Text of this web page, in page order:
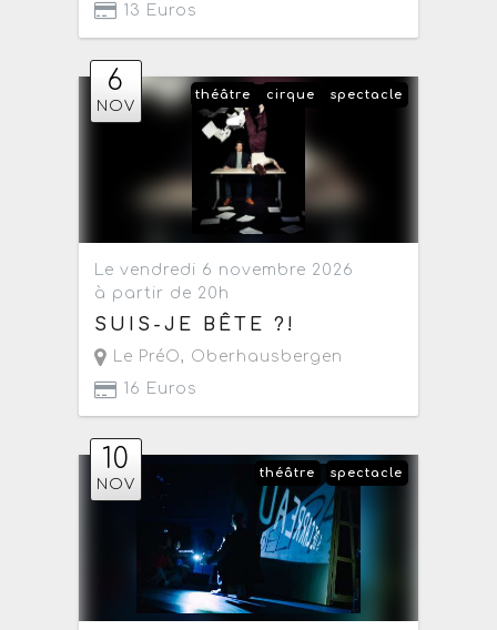
13 Euros
6
NOV
spectacle
cirque
théâtre
Le vendredi 6 novembre 2026
à partir de 20h
SUIS-JE BÊTE ?!
Le PréO, Oberhausbergen
16 Euros
10
NOV
spectacle
théâtre